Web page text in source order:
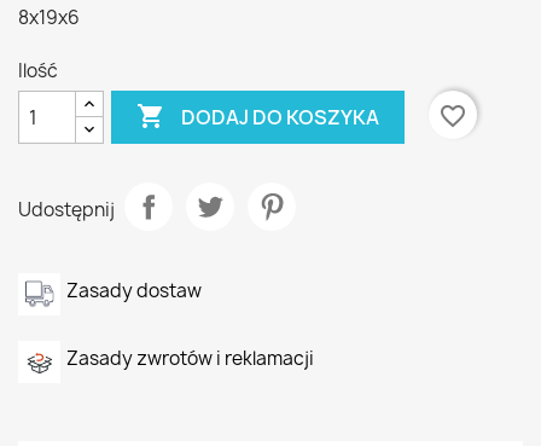
8x19x6
Ilość
 DODAJ DO KOSZYKA favorite_border
Udostępnij
Zasady dostaw
Zasady zwrotów i reklamacji